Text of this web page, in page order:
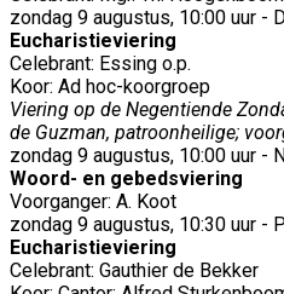
zondag 9 augustus, 10:00 uur -
Eucharistieviering
Celebrant: Essing o.p.
Koor: Ad hoc-koorgroep
Viering op de Negentiende
de Guzman, patroonheilige;
zondag 9 augustus, 10:00 uur -
Woord- en gebedsviering
Voorganger: A. Koot
zondag 9 augustus, 10:30 uur -
Eucharistieviering
Celebrant: Gauthier de Bekker